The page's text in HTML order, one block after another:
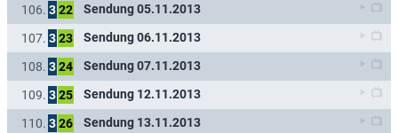
106. 322 Sendung 05.11.2013
107. 323 Sendung 06.11.2013
108. 324 Sendung 07.11.2013
109. 325 Sendung 12.11.2013
110. 326 Sendung 13.11.2013